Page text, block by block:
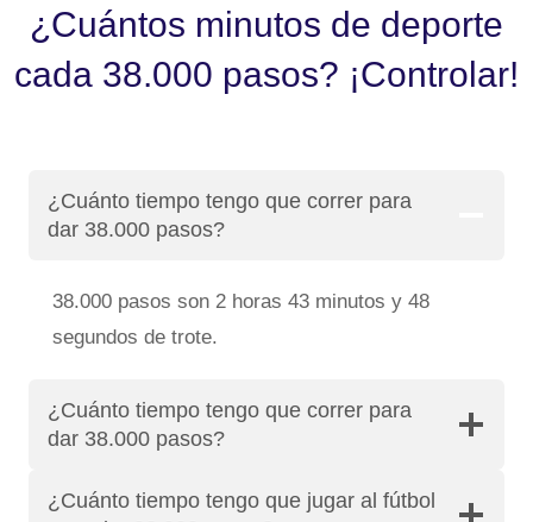
¿Cuántos minutos de deporte
cada 38.000 pasos? ¡Controlar!
¿Cuánto tiempo tengo que correr para
dar 38.000 pasos?
38.000 pasos son 2 horas 43 minutos y 48
segundos de trote.
¿Cuánto tiempo tengo que correr para
dar 38.000 pasos?
¿Cuánto tiempo tengo que jugar al fútbol